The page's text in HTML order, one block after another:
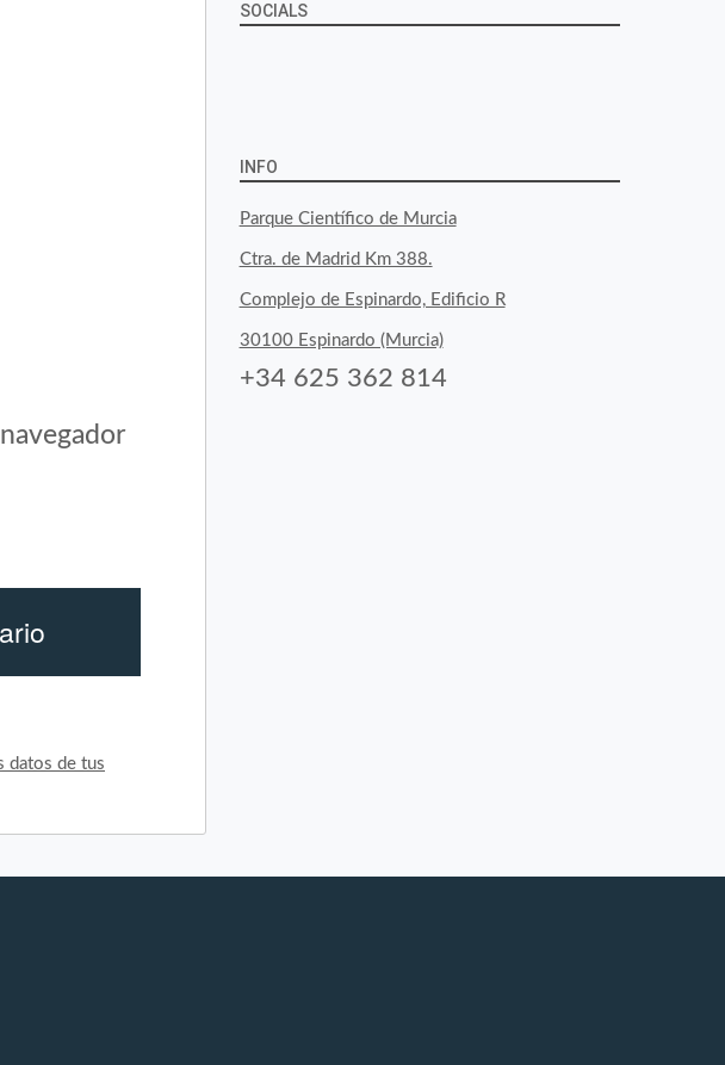
datos de tus
SOCIALS
byfoodtopia
en
Facebook
byfoodtopia
en
Twitter
byfoodtopia
en
Instagram
INFO
Parque Científico de Murcia
Ctra. de Madrid Km 388.
Complejo de Espinardo, Edificio R
30100 Espinardo (Murcia)
+34 625 362 814